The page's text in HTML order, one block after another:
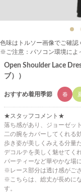
色味はトルソー画像でご確認
※ご注意：パソコン環境によ
Open Shoulder Lace
ブ））
おすすめ着用季節 春
★スタッフコメント★
落ち感があり、ジョーゼッ
二の腕をカバーしてくれる
歩き姿が美しくみえる分量
デコルテを美しく魅せてく
パーティーなど華やかな場
※レース部分は透け感がござ
※こちらは、総丈が長めに
す。